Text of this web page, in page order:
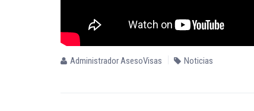
Administrador AsesoVisas Noticias